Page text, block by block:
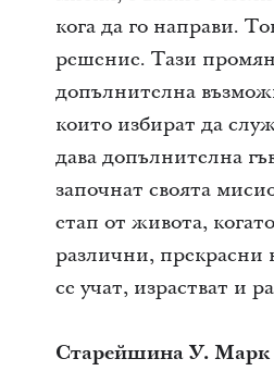
кога да го направи.
решение. Тази
допълнителна
които избират да
дава допълнителна
започнат своята
етап от живота,
различни, прекрасни
се учат, израстват и
Старейшина У. Марк